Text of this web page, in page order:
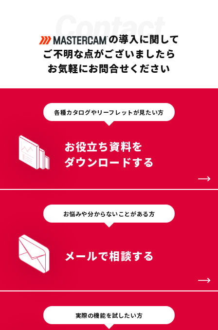
Contact
の導入に関して
ご不明な点がございましたら
お気軽にお問合せください
各種カタログやリーフレットが見たい方
お役立ち資料を
ダウンロードする
お悩みや分からないことがある方
メールで相談する
実際の機能を試したい方